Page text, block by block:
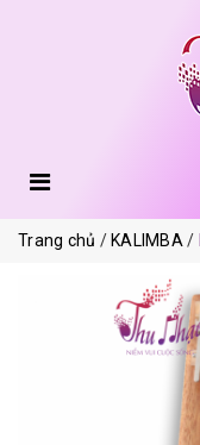
Trang chủ KALIMBA